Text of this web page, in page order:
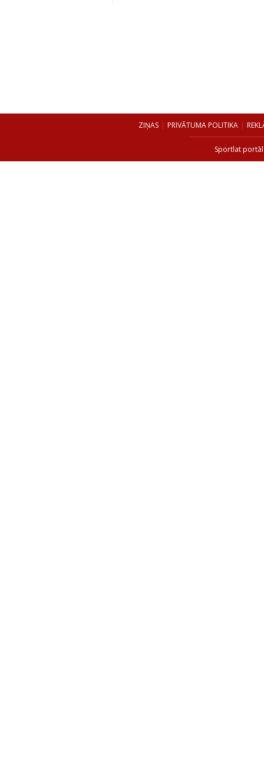
ZIŅAS PRIVĀTUMA POLITIKA
Sportlat